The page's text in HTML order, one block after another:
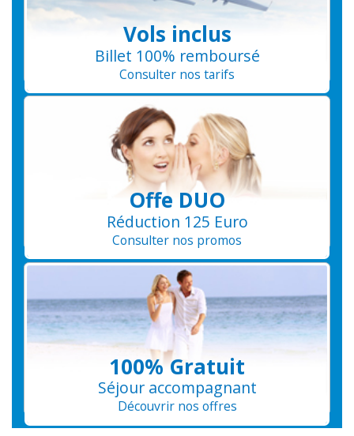
Vols inclus
Billet 100% remboursé
Consulter nos tarifs
Offe DUO
Réduction 125 Euro
Consulter nos promos
100% Gratuit
Séjour accompagnant
Découvrir nos offres